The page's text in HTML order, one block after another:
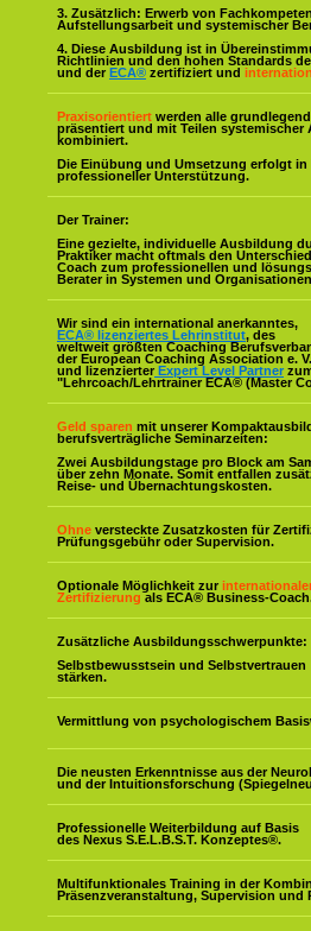
3. Zusätzlich: Erwerb von
Aufstellungsarbeit und systemischer
4. Diese Ausbildung ist in
Richtlinien und den hohen Standards
und der ECA® zertifiziert und
Praxisorientiert werden alle
präsentiert und mit Teilen systemischer
kombiniert.
Die Einübung und Umsetzung erfolgt
professioneller Unterstützung.
Der Trainer:
Eine gezielte, individuelle Ausbildung
Praktiker macht oftmals den
Coach zum professionellen und
Berater in Systemen und
Wir sind ein international anerkanntes,
ECA® lizenziertes Lehrinstitut, des
weltweit größten Coaching
der European Coaching Association e. V.
und lizenzierter Expert Level Partner
"Lehrcoach/Lehrtrainer ECA® (Master
Geld sparen mit unserer
berufsverträgliche Seminarzeiten:
Zwei Ausbildungstage pro Block am
über zehn Monate. Somit entfallen
Reise- und Übernachtungskosten.
Ohne versteckte Zusatzkosten für
Prüfungsgebühr oder Supervision.
Optionale Möglichkeit zur
Zertifizierungals ECA® Business-
Zusätzliche Ausbildungsschwerpunkte:
Selbstbewusstsein und Selbstvertrauen
stärken.
Vermittlung von psychologischem
Die neusten Erkenntnisse aus der
und der Intuitionsforschung
Professionelle Weiterbildung auf Basis
des Nexus S.E.L.B.S.T. Konzeptes®.
Multifunktionales Training in der
Präsenzveranstaltung, Supervision und